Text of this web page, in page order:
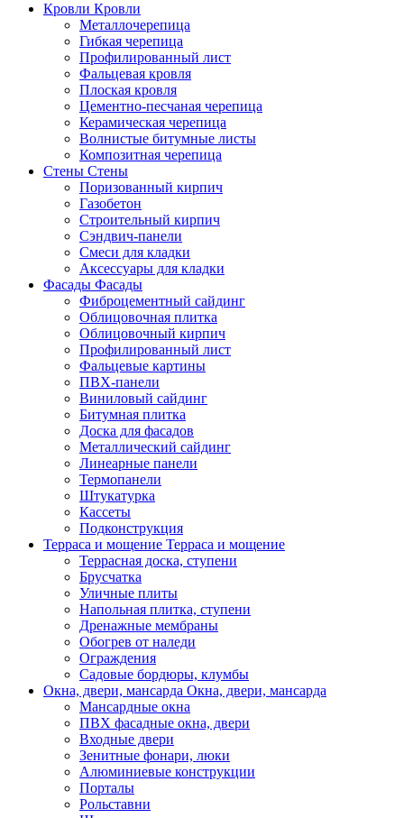
Кровли Кровли
Металлочерепица
Гибкая черепица
Профилированный лист
Фальцевая кровля
Плоская кровля
Цементно-песчаная черепица
Керамическая черепица
Волнистые битумные листы
Композитная черепица
Стены Стены
Поризованный кирпич
Газобетон
Строительный кирпич
Сэндвич-панели
Смеси для кладки
Аксессуары для кладки
Фасады Фасады
Фиброцементный сайдинг
Облицовочная плитка
Облицовочный кирпич
Профилированный лист
Фальцевые картины
ПВХ-панели
Виниловый сайдинг
Битумная плитка
Доска для фасадов
Металлический сайдинг
Линеарные панели
Термопанели
Штукатурка
Кассеты
Подконструкция
Терраса и мощение Терраса и мощение
Террасная доска, ступени
Брусчатка
Уличные плиты
Напольная плитка, ступени
Дренажные мембраны
Обогрев от наледи
Ограждения
Садовые бордюры, клумбы
Окна, двери, мансарда Окна, двери, мансарда
Мансардные окна
ПВХ фасадные окна, двери
Входные двери
Зенитные фонари, люки
Алюминиевые конструкции
Порталы
Рольставни